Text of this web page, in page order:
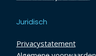
Juridisch
Privacystatement